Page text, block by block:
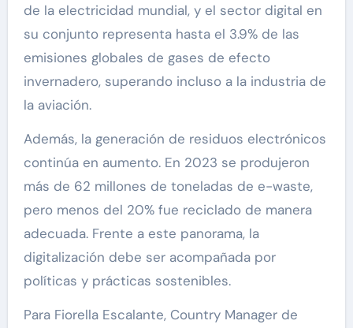
de la electricidad mundial, y el sector digital en
su conjunto representa hasta el 3.9% de las
emisiones globales de gases de efecto
invernadero, superando incluso a la industria de
la aviación.
Además, la generación de residuos electrónicos
continúa en aumento. En 2023 se produjeron
más de 62 millones de toneladas de e-waste,
pero menos del 20% fue reciclado de manera
adecuada. Frente a este panorama, la
digitalización debe ser acompañada por
políticas y prácticas sostenibles.
Para Fiorella Escalante, Country Manager de